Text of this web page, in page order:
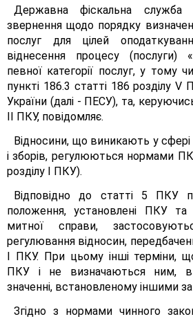
Державна фіскальна служба
звернення щодо порядку
послуг для цілей
віднесення процесу (послуги)
певної категорії послуг, у тому
пункті 186.3 статті 186 розділу
України (далі - ПЕСУ), та,
II ПКУ, повідомляє.
Відносини, що виникають у сфері
і зборів, регулюються нормами
розділу І ПКУ).
Відповідно до статті 5 ПКУ
положення, установлені ПКУ
митної справи,
регулювання відносин,
І ПКУ. При цьому інші терміни,
ПКУ і не визначаються ним,
значенні, встановленому іншими
Згідно з нормами чинного